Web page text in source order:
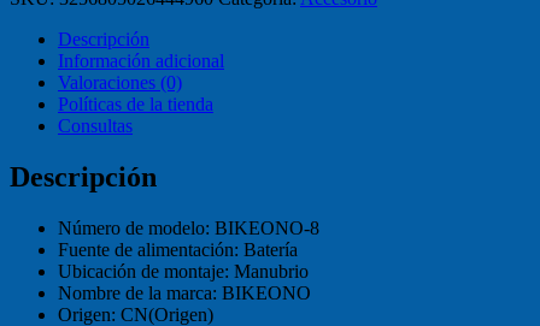
Descripción
Información adicional
Valoraciones (0)
Políticas de la tienda
Consultas
Descripción
Número de modelo: BIKEONO-8
Fuente de alimentación: Batería
Ubicación de montaje: Manubrio
Nombre de la marca: BIKEONO
Origen: CN(Origen)